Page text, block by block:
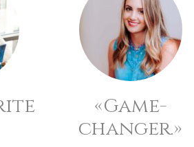
«Game-
changer.»